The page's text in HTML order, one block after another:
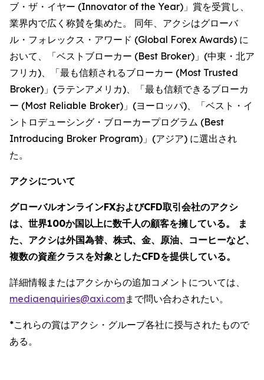
ブ・ザ・イヤー (Innovator of the Year)」賞を受賞し、
業界内で広く称賛を集めた。 同年、アクシはグローバ
ル・フォレックス・アワード (Global Forex Awards) に
おいて、「ベストブローカー (Best Broker)」(中東・北ア
フリカ)、「最も信頼されるブローカー (Most Trusted
Broker)」(ラテンアメリカ)、「最も信頼できるブローカ
ー (Most Reliable Broker)」(ヨーロッパ)、「ベスト・イ
ントロデューシング・ブローカープログラム (Best
Introducing Broker Program)」(アジア) に選出され
た。
アクシについて
グローバルオンラインFXおよびCFD取引会社のアクシ
は、世界100か国以上に数千人の顧客を擁している。 ま
た、アクシは外国為替、株式、金、原油、コーヒーなど、
複数の資産クラスを対象としたCFDを提供している。
詳細情報またはアクシからの追加コメントについては、
mediaenquiries@axi.comまで問い合わされたい。
*これらの賞はアクシ・グループ各社に授与されたもので
ある。